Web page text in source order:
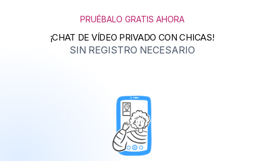
PRUÉBALO GRATIS AHORA
¡CHAT DE VÍDEO PRIVADO CON CHICAS!
SIN REGISTRO NECESARIO